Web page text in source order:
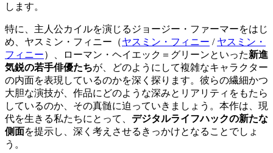
します。
特に、主人公カイルを演じるジョージー・ファーマーをはじ
め、 ヤスミン・フィニー（ヤスミン・フィニー / ヤスミン・
フィニー） 、ローマン・ヘイエック＝グリーンといった新進
気鋭の若手俳優たちが、どのようにして複雑なキャラクター
の内面を表現しているのかを深く探ります。彼らの繊細かつ
大胆な演技が、作品にどのような深みとリアリティをもたら
しているのか、その真髄に迫っていきましょう。本作は、現
代を生きる私たちにとって、 デジタルライフハックの新たな
側面を提示し、深く考えさせるきっかけとなることでしょ
う。